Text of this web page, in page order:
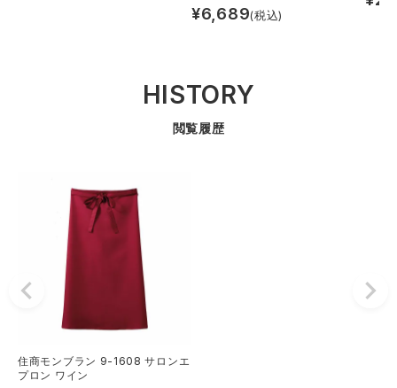
¥6,689(税込)
HISTORY
閲覧履歴
住商モンブラン 9-1608 サロンエ
プロン ワイン